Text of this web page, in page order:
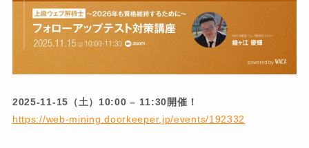
2025-11-15（土）10:00 – 11:30開催！
https://web-mining.doorkeeper.jp/events/192332